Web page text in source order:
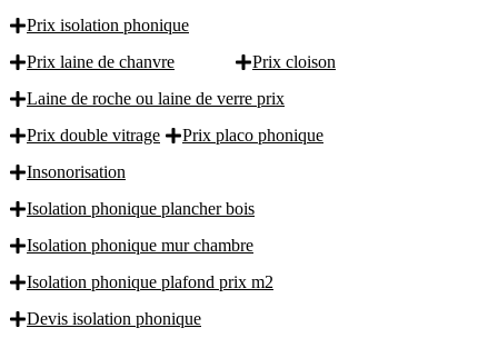
Prix isolation phonique
Prix laine de chanvre
Prix cloison
Laine de roche ou laine de verre prix
Prix double vitrage
Prix placo phonique
Insonorisation
Isolation phonique plancher bois
Isolation phonique mur chambre
Isolation phonique plafond prix m2
Devis isolation phonique